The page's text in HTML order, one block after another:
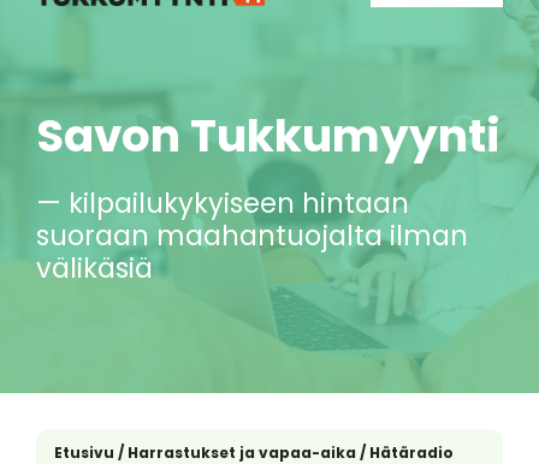
Savon Tukkumyynti
— kilpailukykyiseen hintaan
suoraan maahantuojalta ilman
välikäsiä
Etusivu / Harrastukset ja vapaa-aika / Hätäradio